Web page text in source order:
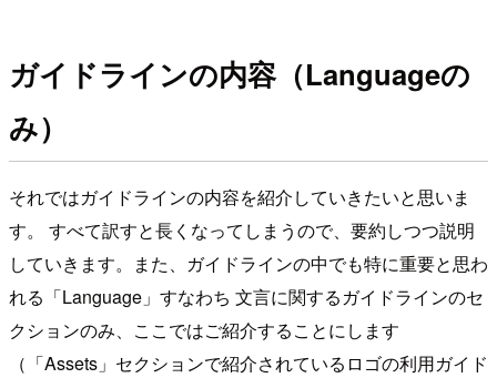
ガイドラインの内容（Languageの
み）
それではガイドラインの内容を紹介していきたいと思いま
す。 すべて訳すと長くなってしまうので、要約しつつ説明
していきます。また、ガイドラインの中でも特に重要と思わ
れる「Language」すなわち 文言に関するガイドラインのセ
クションのみ、ここではご紹介することにします
（「Assets」セクションで紹介されているロゴの利用ガイド